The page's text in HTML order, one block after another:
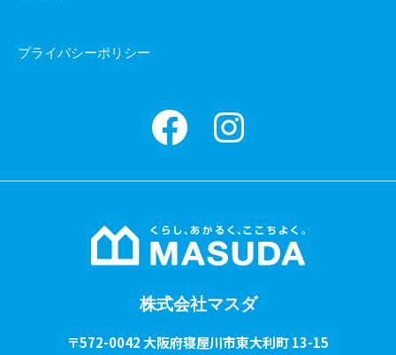
プライバシーポリシー
Facebook
株式会社マスダ
〒572-0042 大阪府寝屋川市東大利町 13-15